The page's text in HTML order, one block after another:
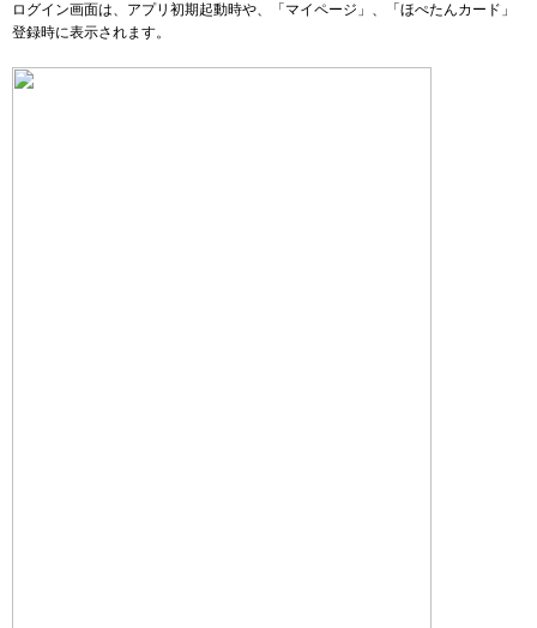
ログイン画面は、アプリ初期起動時や、「マイページ」、「ほぺたんカード」
登録時に表示されます。